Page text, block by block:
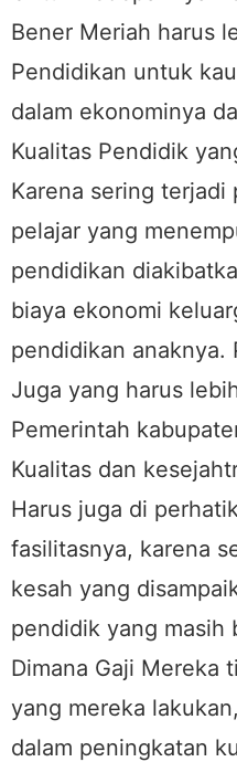
Bener Meriah harus
Pendidikan untuk
dalam ekonominya
Kualitas Pendidik
Karena sering terjadi
pelajar yang
pendidikan
biaya ekonomi
pendidikan anaknya.
Juga yang harus
Pemerintah
Kualitas dan
Harus juga di
fasilitasnya, karena
kesah yang
pendidik yang masih
Dimana Gaji Mereka
yang mereka
dalam peningkatan